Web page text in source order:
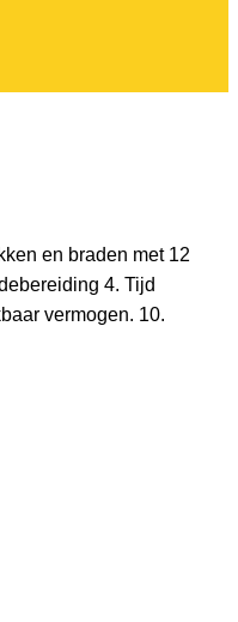
en braden met 12
4. Tijd
vermogen. 10.